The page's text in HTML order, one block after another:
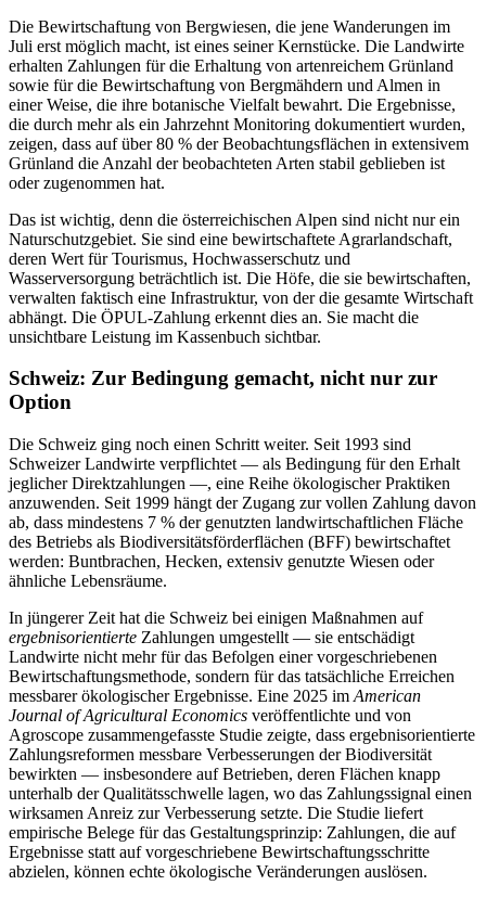
Die Bewirtschaftung von Bergwiesen, die jene Wanderungen im
Juli erst möglich macht, ist eines seiner Kernstücke. Die Landwirte
erhalten Zahlungen für die Erhaltung von artenreichem Grünland
sowie für die Bewirtschaftung von Bergmähdern und Almen in
einer Weise, die ihre botanische Vielfalt bewahrt. Die Ergebnisse,
die durch mehr als ein Jahrzehnt Monitoring dokumentiert wurden,
zeigen, dass auf über 80 % der Beobachtungsflächen in extensivem
Grünland die Anzahl der beobachteten Arten stabil geblieben ist
oder zugenommen hat.
Das ist wichtig, denn die österreichischen Alpen sind nicht nur ein
Naturschutzgebiet. Sie sind eine bewirtschaftete Agrarlandschaft,
deren Wert für Tourismus, Hochwasserschutz und
Wasserversorgung beträchtlich ist. Die Höfe, die sie bewirtschaften,
verwalten faktisch eine Infrastruktur, von der die gesamte Wirtschaft
abhängt. Die ÖPUL-Zahlung erkennt dies an. Sie macht die
unsichtbare Leistung im Kassenbuch sichtbar.
Schweiz: Zur Bedingung gemacht, nicht nur zur
Option
Die Schweiz ging noch einen Schritt weiter. Seit 1993 sind
Schweizer Landwirte verpflichtet — als Bedingung für den Erhalt
jeglicher Direktzahlungen —, eine Reihe ökologischer Praktiken
anzuwenden. Seit 1999 hängt der Zugang zur vollen Zahlung davon
ab, dass mindestens 7 % der genutzten landwirtschaftlichen Fläche
des Betriebs als Biodiversitätsförderflächen (BFF) bewirtschaftet
werden: Buntbrachen, Hecken, extensiv genutzte Wiesen oder
ähnliche Lebensräume.
In jüngerer Zeit hat die Schweiz bei einigen Maßnahmen auf
ergebnisorientierte Zahlungen umgestellt — sie entschädigt
Landwirte nicht mehr für das Befolgen einer vorgeschriebenen
Bewirtschaftungsmethode, sondern für das tatsächliche Erreichen
messbarer ökologischer Ergebnisse. Eine 2025 im American
Journal of Agricultural Economics veröffentlichte und von
Agroscope zusammengefasste Studie zeigte, dass ergebnisorientierte
Zahlungsreformen messbare Verbesserungen der Biodiversität
bewirkten — insbesondere auf Betrieben, deren Flächen knapp
unterhalb der Qualitätsschwelle lagen, wo das Zahlungssignal einen
wirksamen Anreiz zur Verbesserung setzte. Die Studie liefert
empirische Belege für das Gestaltungsprinzip: Zahlungen, die auf
Ergebnisse statt auf vorgeschriebene Bewirtschaftungsschritte
abzielen, können echte ökologische Veränderungen auslösen.